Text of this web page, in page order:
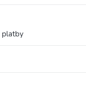
platby